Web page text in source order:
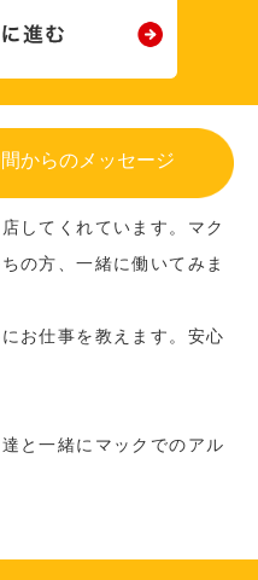
からのメッセージ
してくれています。マク
の方、一緒に働いてみま
お仕事を教えます。安心
と一緒にマックでのアル